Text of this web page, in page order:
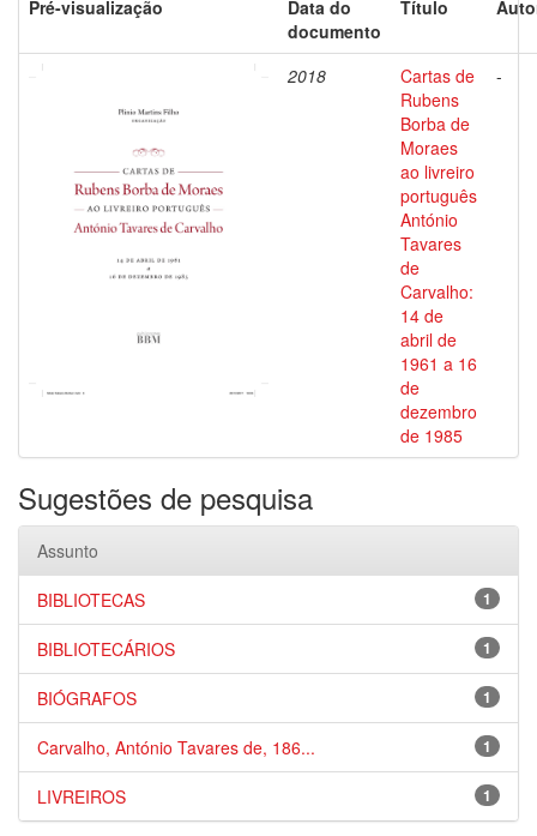
Pré-visualização
Data do
documento
Título
2018
Cartas de
Rubens
Borba de
Moraes
ao livreiro
português
António
Tavares
de
Carvalho:
14 de
abril de
1961 a 16
de
dezembro
de 1985
-
Sugestões de pesquisa
Assunto
1
BIBLIOTECAS
1
BIBLIOTECÁRIOS
1
BIÓGRAFOS
1
Carvalho, António Tavares de, 186...
1
LIVREIROS